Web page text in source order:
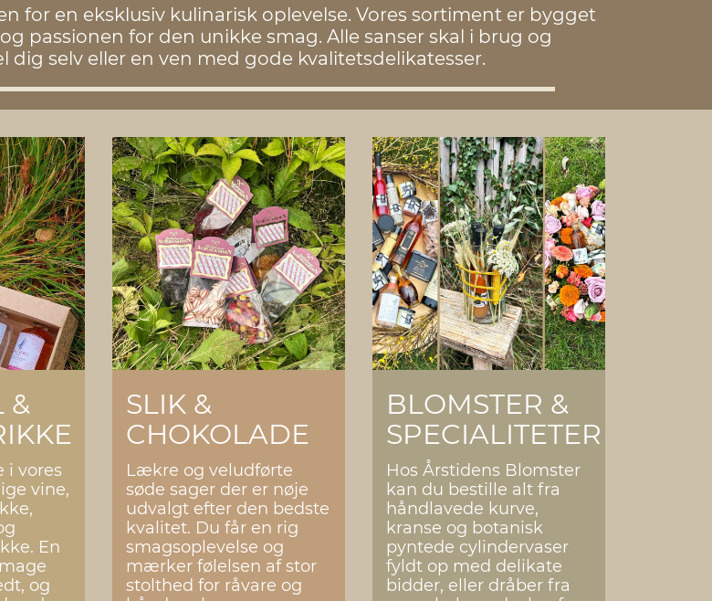
for en eksklusiv kulinarisk oplevelse. Vores sortiment er bygget
passionen for den unikke smag. Alle sanser skal i brug og
selv eller en ven med gode kvalitetsdelikatesser.
&
i vores
vine,
En
og
SLIK &
CHOKOLADE
Lækre og veludførte
søde sager der er nøje
udvalgt efter den bedste
kvalitet. Du får en rig
smagsoplevelse og
mærker følelsen af stor
stolthed for råvare og
BLOMSTER &
SPECIALITETER
Hos Årstidens Blomster
kan du bestille alt fra
håndlavede kurve,
kranse og botanisk
pyntede cylindervaser
fyldt op med delikate
bidder, eller dråber fra